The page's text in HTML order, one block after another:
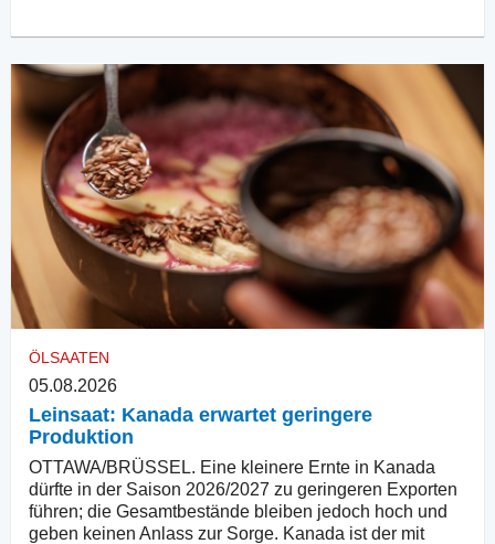
ÖLSAATEN
05.08.2026
Leinsaat: Kanada erwartet geringere
Produktion
OTTAWA/BRÜSSEL. Eine kleinere Ernte in Kanada
dürfte in der Saison 2026/2027 zu geringeren Exporten
führen; die Gesamtbestände bleiben jedoch hoch und
geben keinen Anlass zur Sorge. Kanada ist der mit